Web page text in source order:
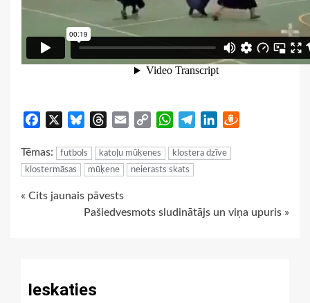
Facebook BlueskyThreads
Email
Copy
WhatsApp
TelegramLinkedIn
Tēmas: futbols katoļu mūķenes
klostera dzīve
klostermāsas
mūķene neierasts skats
Continue
« Cits jaunais pāvests
Pašiedvesmots sludinātājs un viņa upuris »
Ieskaties